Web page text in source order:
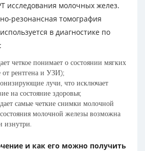
исследования молочных желез.
резонансная томография
в диагностике по
четкое понимает о состоянии мягких
от рентгена и УЗИ);
лучи, что исключает
на состояние здоровья;
самые четкие снимки молочной
молочной железы возможна
изнутри.
и как его можно получить